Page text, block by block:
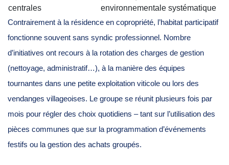
centrales
environnementale systématique
Contrairement à la résidence en copropriété, l’habitat participatif
fonctionne souvent sans syndic professionnel. Nombre
d’initiatives ont recours à la rotation des charges de gestion
(nettoyage, administratif…), à la manière des équipes
tournantes dans une petite exploitation viticole ou lors des
vendanges villageoises. Le groupe se réunit plusieurs fois par
mois pour régler des choix quotidiens – tant sur l’utilisation des
pièces communes que sur la programmation d’événements
festifs ou la gestion des achats groupés.